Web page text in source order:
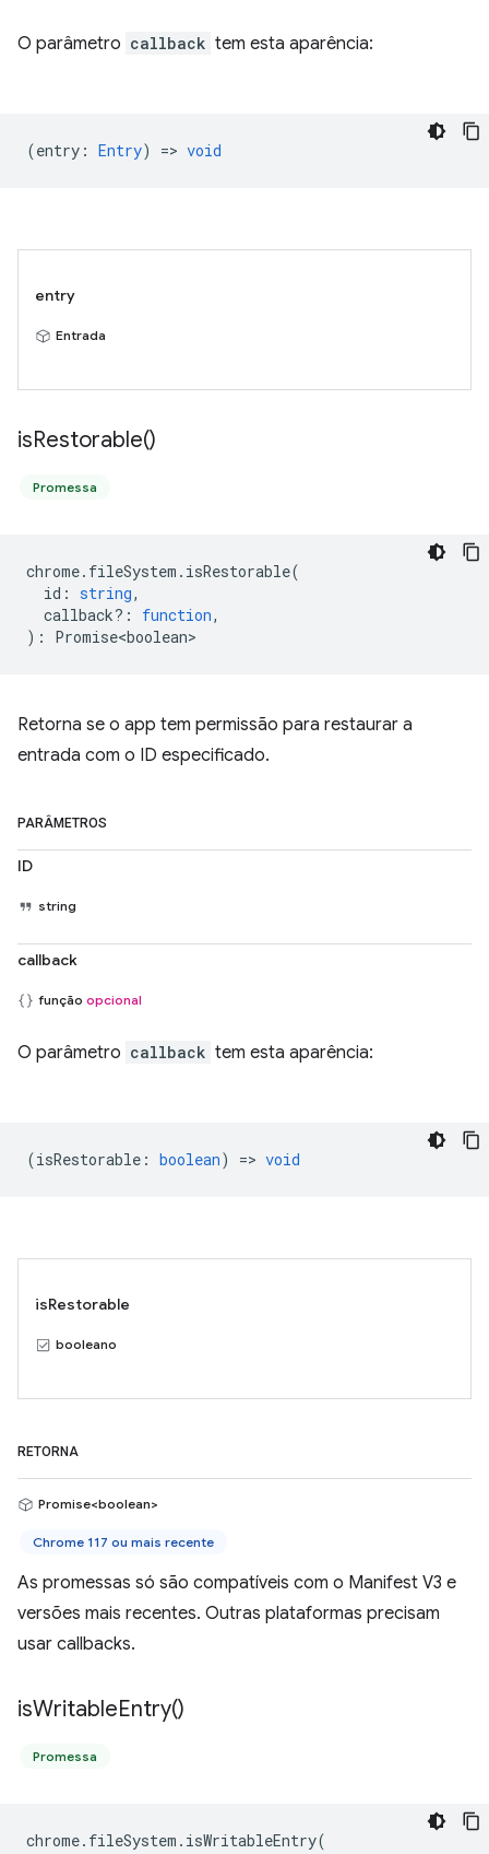
O parâmetro callback tem esta aparência:
(entry : Entry) => void
entry
Entrada
isRestorable()
Promessa
chrome. fileSystem . isRestorable(
id : string,
callback? : function,
) : Promise<boolean>
Retorna se o app tem permissão para restaurar a
entrada com o ID especificado.
PARÂMETROS
ID
string
callback
função opcional
O parâmetro callback tem esta aparência:
(isRestorable : boolean) => void
isRestorable
booleano
RETORNA
Promise<boolean>
Chrome 117 ou mais recente
As promessas só são compatíveis com o Manifest V3 e
versões mais recentes. Outras plataformas precisam
usar callbacks.
isWritableEntry()
Promessa
chrome. fileSystem . isWritableEntry(